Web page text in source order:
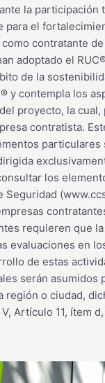
la participación
para el
contratante
adoptado el
de la
y contempla los
proyecto, la
contratista.
los
Seguridad
requieren que
evaluaciones en
de estas
serán
región o ciudad,
Artículo 11, ítem